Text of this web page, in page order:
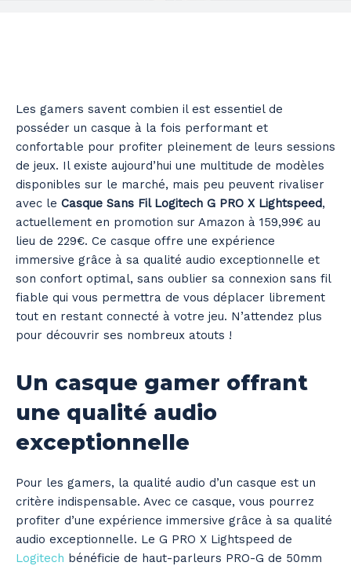
Les gamers savent combien il est essentiel de
posséder un casque à la fois performant et
confortable pour profiter pleinement de leurs sessions
de jeux. Il existe aujourd’hui une multitude de modèles
disponibles sur le marché, mais peu peuvent rivaliser
avec le Casque Sans Fil Logitech G PRO X Lightspeed,
actuellement en promotion sur Amazon à 159,99€ au
lieu de 229€. Ce casque offre une expérience
immersive grâce à sa qualité audio exceptionnelle et
son confort optimal, sans oublier sa connexion sans fil
fiable qui vous permettra de vous déplacer librement
tout en restant connecté à votre jeu. N’attendez plus
pour découvrir ses nombreux atouts !
Un casque gamer offrant
une qualité audio
exceptionnelle
Pour les gamers, la qualité audio d’un casque est un
critère indispensable. Avec ce casque, vous pourrez
profiter d’une expérience immersive grâce à sa qualité
audio exceptionnelle. Le G PRO X Lightspeed de
Logitech bénéficie de haut-parleurs PRO-G de 50mm